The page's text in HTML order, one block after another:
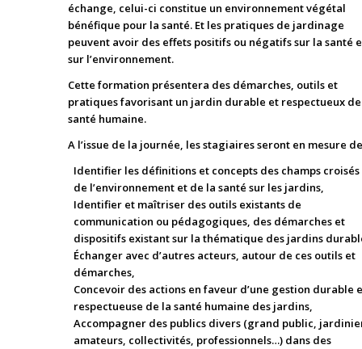
échange, celui-ci constitue un environnement végétal
bénéfique pour la santé. Et les pratiques de jardinage
peuvent avoir des effets positifs ou négatifs sur la santé
sur l’environnement.
Cette formation présentera des démarches, outils et
pratiques favorisant un jardin durable et respectueux
santé humaine.
A l’issue de la journée, les stagiaires seront en mesure
Identifier les définitions et concepts des champs croisés
de l’environnement et de la santé sur les jardins,
Identifier et maîtriser des outils existants de
communication ou pédagogiques, des démarches et
dispositifs existant sur la thématique des jardins
Échanger avec d’autres acteurs, autour de ces outils et
démarches,
Concevoir des actions en faveur d’une gestion durable
respectueuse de la santé humaine des jardins,
Accompagner des publics divers (grand public,
amateurs, collectivités, professionnels…) dans des